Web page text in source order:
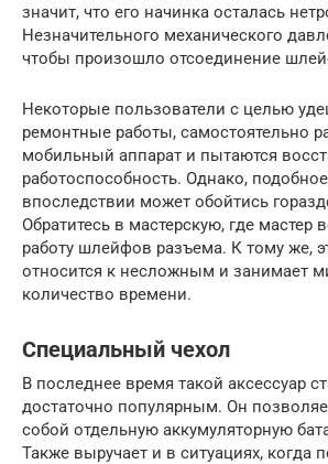
значит, что его начинка осталась
Незначительного механического
чтобы произошло отсоединение
Некоторые пользователи с целью
ремонтные работы, самостоятельно
мобильный аппарат и пытаются
работоспособность. Однако,
впоследствии может обойтись
Обратитесь в мастерскую, где мастер
работу шлейфов разъема. К тому же,
относится к несложным и занимает
количество времени.
Специальный чехол
В последнее время такой аксессуар
достаточно популярным. Он
собой отдельную аккумуляторную
Также выручает и в ситуациях, когда